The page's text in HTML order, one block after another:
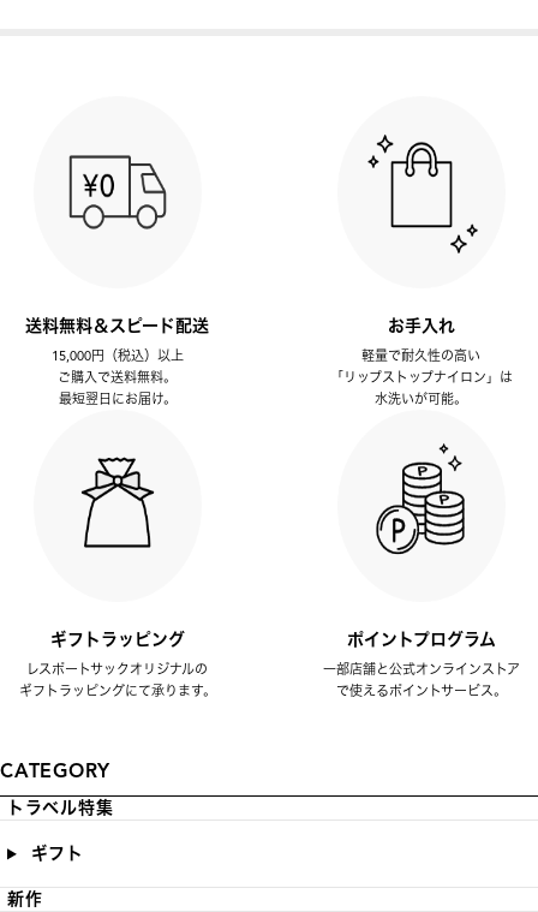
送料無料＆スピード配送
15,000円（税込）以上
ご購入で送料無料。
最短翌日にお届け。
お手入れ
軽量で耐久性の高い
「リップストップナイロン」は
水洗いが可能。
ギフトラッピング
レスポートサックオリジナルの
ギフトラッピングにて承ります。
ポイントプログラム
一部店舗と公式オンラインストア
で使えるポイントサービス。
CATEGORY
トラベル特集
ギフト
新作